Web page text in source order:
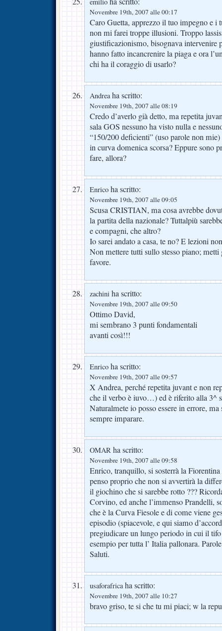
Novembre 19th, 2007 alle 00:17
Caro Guetta, apprezzo il tuo impegno e i
non mi farei troppe illusioni. Troppo
giustificazionismo, bisognava intervenire
hanno fatto incancrenire la piaga e ora
chi ha il coraggio di usarlo?
Andreaha scritto:
Novembre 19th, 2007 alle 08:19
Credo d’averlo già detto, ma repetita
sala GOS nessuno ha visto nulla e
“150/200 deficienti” (uso parole non
in curva domenica scorsa? Eppure sono
fare, allora?
Enrico ha scritto:
Novembre 19th, 2007 alle 09:05
Scusa CRISTIAN, ma cosa avrebbe
la partita della nazionale? Tuttalpiù
e compagni, che altro?
Io sarei andato a casa, te no? E lezioni
Non mettere tutti sullo stesso piano;
favore.
zachini ha scritto:
Novembre 19th, 2007 alle 09:50
Ottimo David,
mi sembrano 3 punti fondamentali
avanti così!!!
Enrico ha scritto:
Novembre 19th, 2007 alle 09:57
X Andrea, perché repetita juvant e non
che il verbo è iuvo…) ed è riferito alla 3^
Naturalmete io posso essere in errore,
sempre imparare.
OMAR ha scritto:
Novembre 19th, 2007 alle 09:58
Enrico, tranquillo, si sosterrà la
penso proprio che non si avvertirà la
il giochino che si sarebbe rotto ???
Corvino, ed anche l’immenso Prandelli,
che è la Curva Fiesole e di come viene
episodio (spiacevole, e qui siamo
pregiudicare un lungo periodo in cui il
esempio per tutta l’ Italia pallonara.
Saluti.
usaforafricaha scritto:
Novembre 19th, 2007 alle 10:27
bravo griso, te si che tu mi piaci; w la